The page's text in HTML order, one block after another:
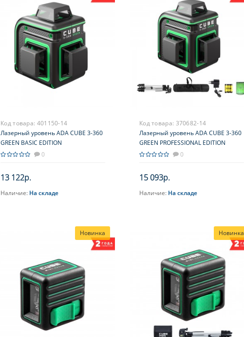
Код товара: 401150-14
Лазерный уровень ADA CUBE 3-360
GREEN BASIC EDITION
0
13 122р.
В корзину
Наличие: На складе
Код товара: 370682-14
Лазерный уровень ADA CUBE 3-360
GREEN PROFESSIONAL EDITION
0
15 093р.
В корзину
Наличие: На складе
Новинка Новинка